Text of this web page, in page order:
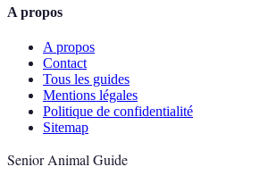
A propos
A propos
Contact
Tous les guides
Mentions légales
Politique de confidentialité
Sitemap
Senior Animal Guide